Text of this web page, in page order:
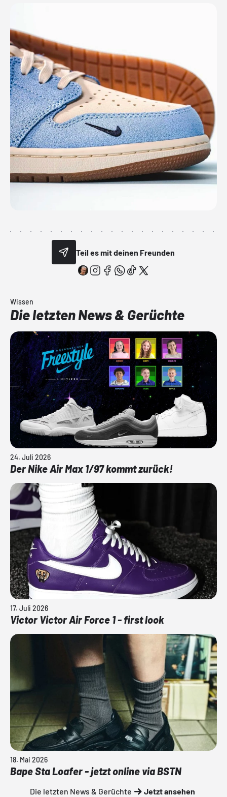
Teil es mit deinen Freunden
Wissen
Die letzten News & Gerüchte
24. Juli 2026
Der Nike Air Max 1/97 kommt zurück!
17. Juli 2026
Victor Victor Air Force 1 - first look
18. Mai 2026
Bape Sta Loafer - jetzt online via BSTN
Die letzten News & Gerüchte Jetzt ansehen